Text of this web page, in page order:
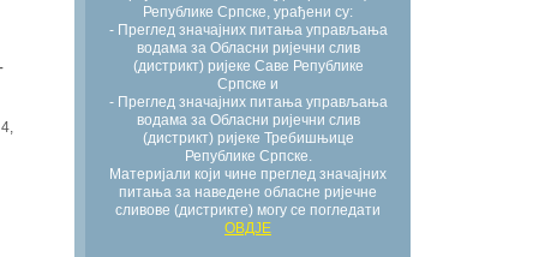
Републике Српске, урађени су:
- Преглед значајних питања управљања
водама за Обласни ријечни слив
(дистрикт) ријеке Саве Републике
Српске и
- Преглед значајних питања управљања
водама за Обласни ријечни слив
(дистрикт) ријеке Требишњице
Републике Српске.
Материјали који чине преглед значајних
питања за наведене обласне ријечне
сливове (дистрикте) могу се погледати
ОВДЈЕ